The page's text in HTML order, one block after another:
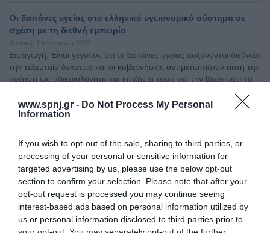
www.spnj.gr - Do Not Process My Personal
Information
If you wish to opt-out of the sale, sharing to third parties, or
processing of your personal or sensitive information for
targeted advertising by us, please use the below opt-out
section to confirm your selection. Please note that after your
opt-out request is processed you may continue seeing
interest-based ads based on personal information utilized by
us or personal information disclosed to third parties prior to
Οι δαπάνες υγείας στο ελληνικό υγειονομικό σύστημα σε
σχέση με τη διεθνή εμπειρία
Κυριακή, 1 Ιανουαρίου 2012
Εισαγωγή: Είναι γεγονός ότι οι δαπάνες υγείας αυξάνονται διεθνώς
την τελευταία δεκαετία και οι κυβερνήσεις αντιμετωπίζουν αυτή την
αύξηση ως αδικαιολόγητη και επιζήμια τόσο για την βιωσιμότητα
Σκοπός: της παρούσας εργασίας ήταν η μελέτη του τρόπου
χρηματοδότησης του υγειονομικού συστήματος της Ελλάδας,
Αρχική
Καλωσόρισμα
Συντακτική Επιτροπή
Οδηγίες για συγγραφείς